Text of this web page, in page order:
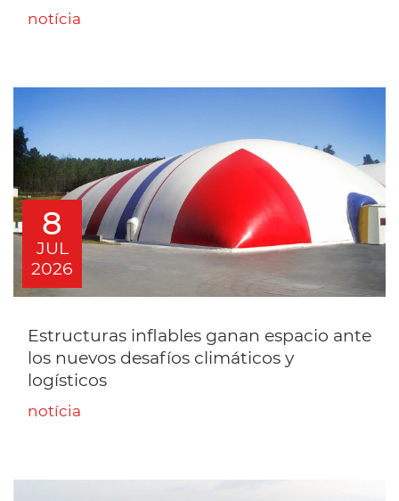
notícia
8
JUL
2026
Estructuras inflables ganan espacio ante
los nuevos desafíos climáticos y
logísticos
notícia